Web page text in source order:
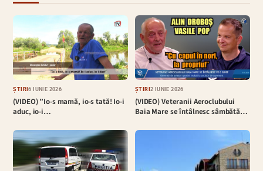
ȘTIRI6 IUNIE 2026
(VIDEO) ”Io-s mamă, io-s tată! Io-i
aduc, io-i…
ȘTIRI2 IUNIE 2026
(VIDEO) Veteranii Aeroclubului
Baia Mare se întâlnesc sâmbătă…